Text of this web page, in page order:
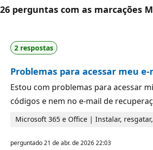
26 perguntas com as marcações
2 respostas
Problemas para acessar meu
Estou com problemas para acessar
códigos e nem no e-mail de
Microsoft 365 e Office | Instalar,
perguntado21 de abr. de 2026 22:03